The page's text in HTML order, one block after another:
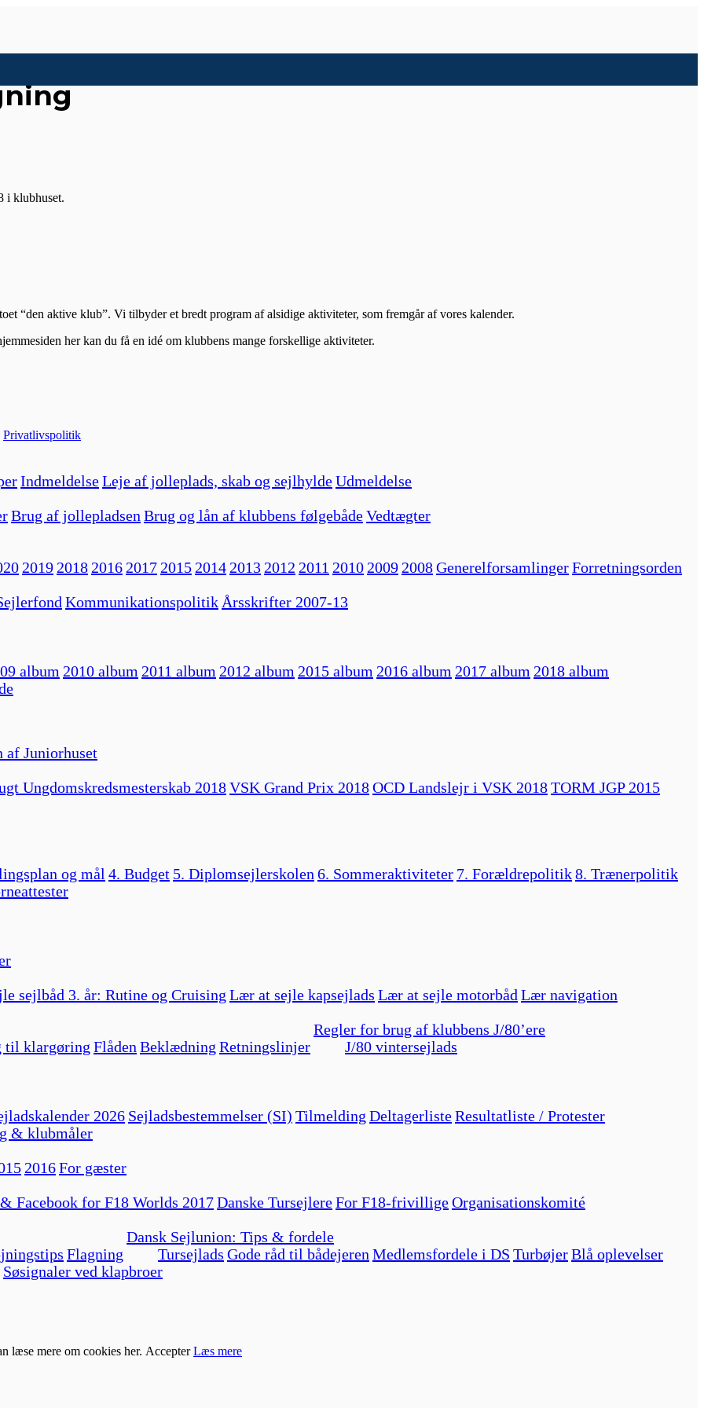
i klubhuset.
“den aktive klub”. Vi tilbyder et bredt program af alsidige aktiviteter, som fremgår af vores kalender.
her kan du få en idé om klubbens mange forskellige aktiviteter.
Privatlivspolitik
IndmeldelseLeje af jolleplads, skab og sejlhyldeUdmeldelse
Brug af jollepladsen Brug og lån af klubbens følgebådeVedtægter
2019 2018 2016 2017 2015 2014 2013 2012 2011 2010 2009 2008GenerelforsamlingerForretningsorden
Kommunikationspolitik Årsskrifter 2007-13
album 2010 album 2011 album 2012 album 2015 album 2016 album 2017 album 2018 album
af Juniorhuset
Ungdomskredsmesterskab 2018VSK Grand Prix 2018OCD Landslejr i VSK 2018TORM JGP 2015
og mål 4. Budget 5. Diplomsejlerskolen 6. Sommeraktiviteter 7. Forældrepolitik8. Trænerpolitik
sejlbåd 3. år: Rutine og Cruising Lær at sejle kapsejlads Lær at sejle motorbåd Lær navigation
til klargøring Flåden Beklædning Retningslinjer
Regler for brug af klubbens J/80’ere
J/80 vintersejlads
2026 Sejladsbestemmelser (SI) Tilmelding DeltagerlisteResultatliste / Protester
& klubmåler
2016For gæster
Facebook for F18 Worlds 2017Danske TursejlereFor F18-frivilligeOrganisationskomité
Flagning
Dansk Sejlunion: Tips & fordele
Tursejlads Gode råd til bådejeren Medlemsfordele i DS TurbøjerBlå oplevelser
Søsignaler ved klapbroer
læse mere om cookies her. Accepter Læs mere